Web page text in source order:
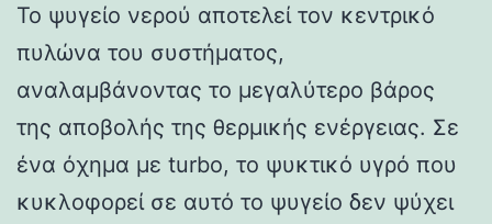
Το ψυγείο νερού αποτελεί τον κεντρικό
πυλώνα του συστήματος,
αναλαμβάνοντας το μεγαλύτερο βάρος
της αποβολής της θερμικής ενέργειας. Σε
ένα όχημα με turbo, το ψυκτικό υγρό που
κυκλοφορεί σε αυτό το ψυγείο δεν ψύχει